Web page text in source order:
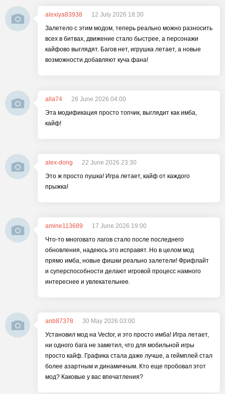
alexiya83938
12 July 2026 18:30
Залетело с этим модом, теперь реально можно разносить
всех в битвах, движение стало быстрее, а персонажи
кайфово выглядят. Багов нет, игрушка летает, а новые
возможности добавляют куча фана!
alla74
26 June 2026 04:00
Эта модификация просто топчик, выглядит как имба,
кайф!
alex-dong
22 June 2026 23:30
Это ж просто пушка! Игра летает, кайф от каждого
прыжка!
amine113689
17 June 2026 19:00
Что-то многовато лагов стало после последнего
обновления, надеюсь это исправят. Но в целом мод
прямо имба, новые фишки реально залетели! Фрифлайт
и суперспособности делают игровой процесс намного
интереснее и увлекательнее.
anb87378
30 May 2026 03:00
Установил мод на Vector, и это просто имба! Игра летает,
ни одного бага не заметил, что для мобильной игры
просто кайф. Графика стала даже лучше, а геймплей стал
более азартным и динамичным. Кто еще пробовал этот
мод? Каковые у вас впечатления?